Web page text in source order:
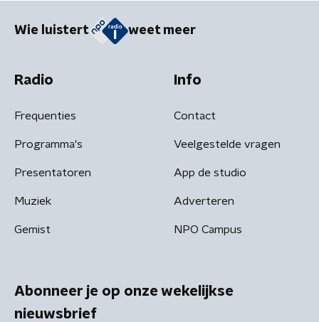
Wie luistert weet meer
Radio
Frequenties
Programma's
Presentatoren
Muziek
Gemist
Info
Contact
Veelgestelde vragen
App de studio
Adverteren
NPO Campus
Abonneer je op onze wekelijkse
nieuwsbrief